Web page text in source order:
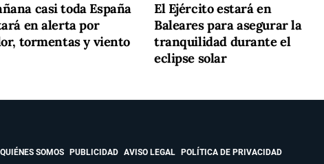
casi toda España
en alerta por
tormentas y viento
El Ejército estará en
Baleares para asegurar la
tranquilidad durante el
eclipse solar
QUIÉNES SOMOS PUBLICIDAD AVISO LEGAL POLÍTICA DE PRIVACIDAD